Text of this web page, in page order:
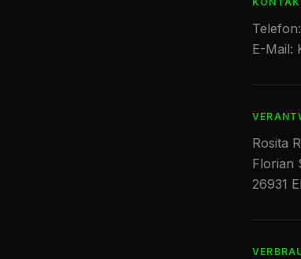
Telefon:
E-Mail:
Rosita
Florian
26931